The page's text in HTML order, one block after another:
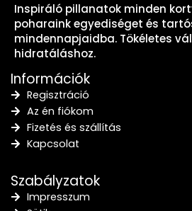
Inspiráló pillanatok minden
poharaink egyediséget és
mindennapjaidba. Tökéletes
hidratáláshoz.
Információk
Regisztráció
Az én fiókom
Fizetés és szállítás
Kapcsolat
Szabályzatok
Impresszum